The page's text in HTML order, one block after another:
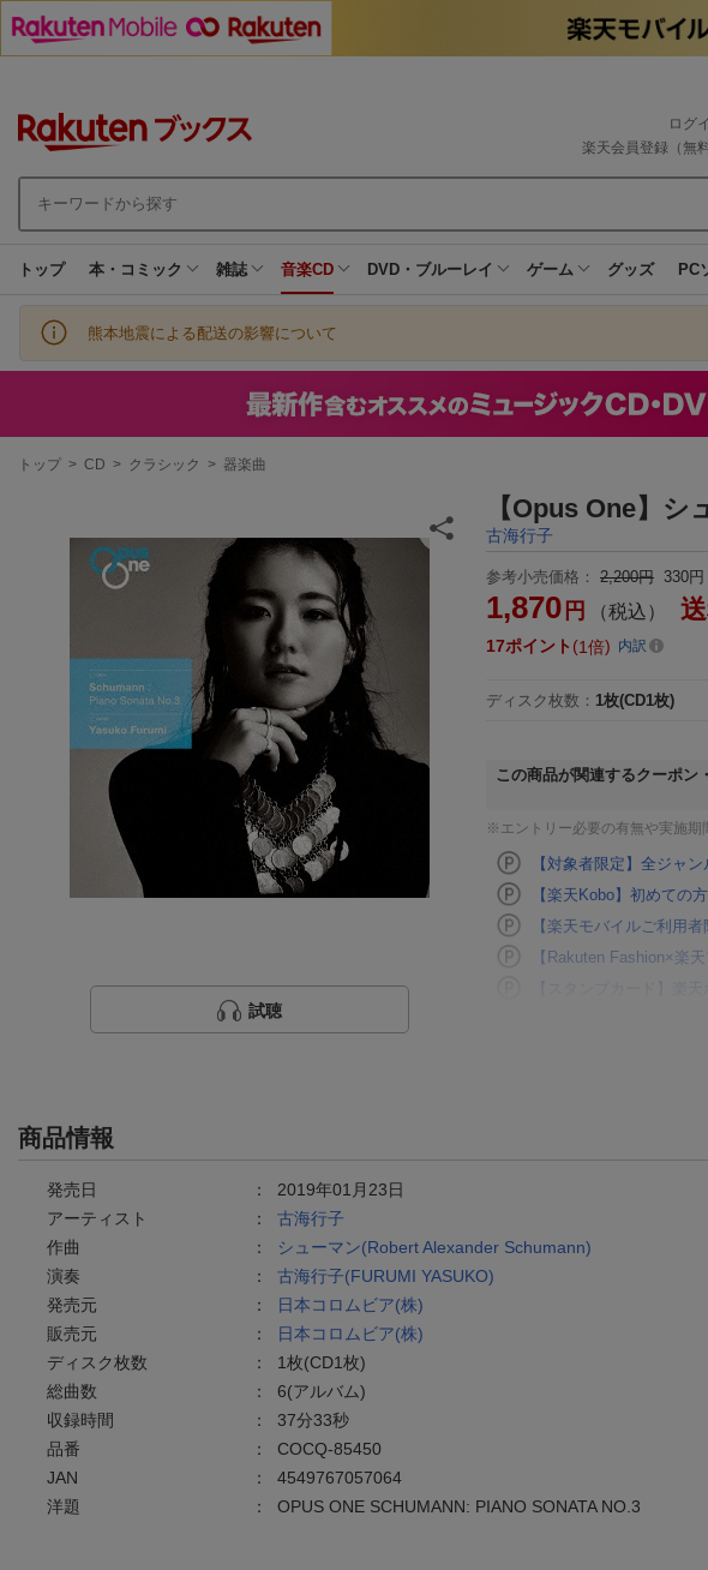
ログ
楽天会員登録（無料
トップ 本・コミック 雑誌 音楽CD DVD・ブルーレイ ゲーム グッズ PC
熊本地震による配送の影響について
現
トップ > CD > クラシック > 器楽曲
試聴
【Opus One】
古海行子
参考小売価格： 2,200円 330円
1,870 円 （税込）
17ポイント 1倍 内訳
ディスク枚数 ： 1枚(CD1枚)
この商品が関連するクーポン
※エントリー必要の有無や実施期
【対象者限定】全ジャ
【楽天Kobo】初めての
【楽天モバイルご利用
【Rakuten Fashion×楽
【スタンプカード】楽
商品情報
発売日 ： 2019年01月23日
アーティスト
： 古海行子
作曲
：
シューマン(Robert Alexander Schumann)
演奏
： 古海行子(FURUMI YASUKO)
発売元
：
日本コロムビア(株)
販売元
：
日本コロムビア(株)
ディスク枚数
： 1枚(CD1枚)
総曲数
： 6(アルバム)
収録時間
： 37分33秒
品番
： COCQ-85450
JAN
： 4549767057064
洋題
： OPUS ONE SCHUMANN: PIANO SONATA NO.3